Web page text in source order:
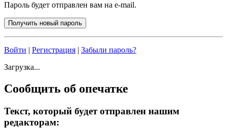
Пароль будет отправлен вам на e-mail.
Войти | Регистрация | Забыли пароль?
Загрузка...
Сообщить об опечатке
Текст, который будет отправлен нашим
редакторам: